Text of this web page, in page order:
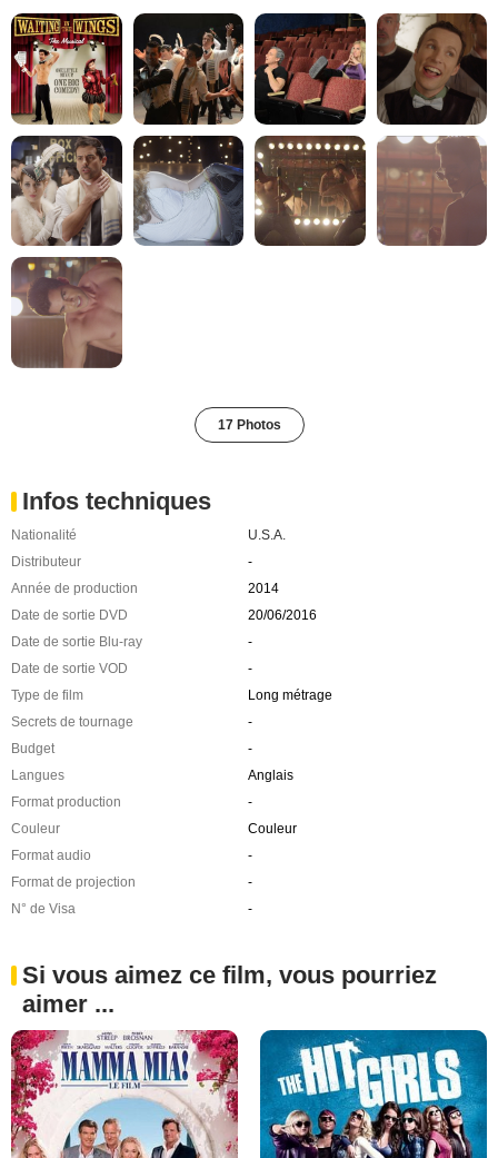
17 Photos
Infos techniques
Nationalité
U.S.A.
Distributeur
-
Année de production
2014
Date de sortie DVD
20/06/2016
Date de sortie Blu-ray
-
Date de sortie VOD
-
Type de film
Long métrage
Secrets de tournage
-
Budget
-
Langues
Anglais
Format production
-
Couleur
Couleur
Format audio
-
Format de projection
-
N° de Visa
-
Si vous aimez ce film, vous pourriez
aimer ...